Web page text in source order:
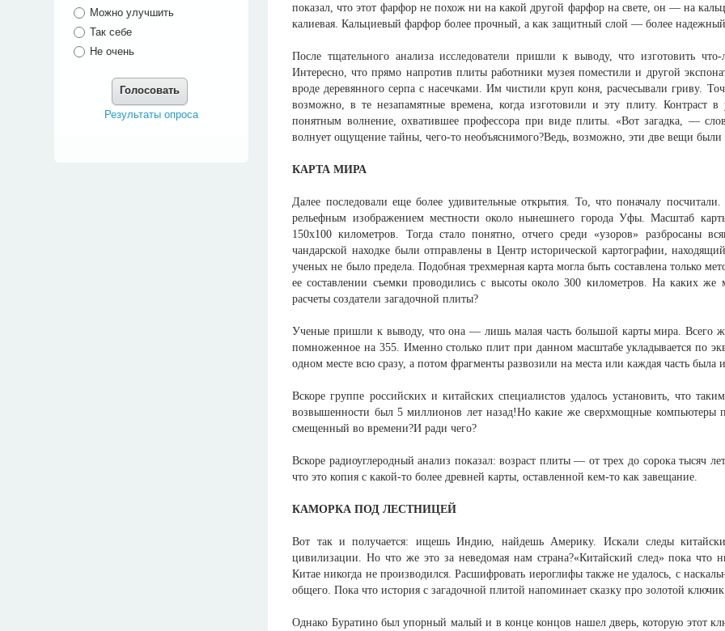
показал, что этот фарфор не похож ни на какой другой фарфор на свете, он — на
калиевая. Кальциевый фарфор более прочный, а как защитный слой — более
После тщательного анализа исследователи пришли к выводу, что изготовить
Интересно, что прямо напротив плиты работники музея поместили и другой
вроде деревянного серпа с насечками. Им чистили круп коня, расчесывали гриву.
возможно, в те незапамятные времена, когда изготовили и эту плиту. Контраст в
понятным волнение, охватившее профессора при виде плиты. «Вот загадка, —
волнует ощущение тайны, чего-то необъяснимого?Ведь, возможно, эти две вещи
КАРТА МИРА
Далее последовали еще более удивительные открытия. То, что поначалу
рельефным изображением местности около нынешнего города Уфы. Масштаб
150x100 километров. Тогда стало понятно, отчего среди «узоров» разбросаны
чандарской находке были отправлены в Центр исторической картографии,
ученых не было предела. Подобная трехмерная карта могла быть составлена только
ее составлении съемки проводились с высоты около 300 километров. На каких
расчеты создатели загадочной плиты?
Ученые пришли к выводу, что она — лишь малая часть большой карты мира. Всего
помноженное на 355. Именно столько плит при данном масштабе укладывается по
одном месте всю сразу, а потом фрагменты развозили на места или каждая часть была
Вскоре группе российских и китайских специалистов удалось установить, что
возвышенности был 5 миллионов лет назад!Но какие же сверхмощные компьютеры
смещенный во времени?И ради чего?
Вскоре радиоуглеродный анализ показал: возраст плиты — от трех до сорока
что это копия с какой-то более древней карты, оставленной кем-то как завещание.
КАМОРКА ПОД ЛЕСТНИЦЕЙ
Вот так и получается: ищешь Индию, найдешь Америку. Искали следы
цивилизации. Но что же это за неведомая нам страна?«Китайский след» пока что
Китае никогда не производился. Расшифровать иероглифы также не удалось, с
общего. Пока что история с загадочной плитой напоминает сказку про золотой
Однако Буратино был упорный малый и в конце концов нашел дверь, которую этот
Можно улучшить
Так себе
Не очень
Голосовать
Результаты опроса